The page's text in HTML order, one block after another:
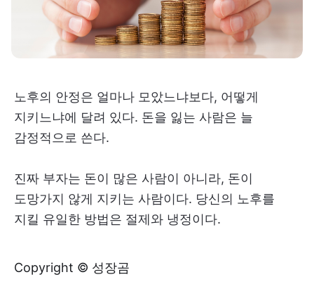
노후의 안정은 얼마나 모았느냐보다, 어떻게
지키느냐에 달려 있다. 돈을 잃는 사람은 늘
감정적으로 쓴다.
진짜 부자는 돈이 많은 사람이 아니라, 돈이
도망가지 않게 지키는 사람이다. 당신의 노후를
지킬 유일한 방법은 절제와 냉정이다.
Copyright © 성장곰